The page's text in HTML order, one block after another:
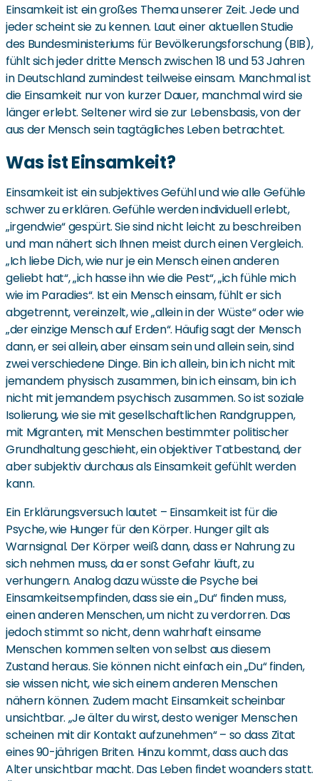
Einsamkeit ist ein großes Thema unserer Zeit. Jede und
jeder scheint sie zu kennen. Laut einer aktuellen Studie
des Bundesministeriums für Bevölkerungsforschung (BIB),
fühlt sich jeder dritte Mensch zwischen 18 und 53 Jahren
in Deutschland zumindest teilweise einsam. Manchmal ist
die Einsamkeit nur von kurzer Dauer, manchmal wird sie
länger erlebt. Seltener wird sie zur Lebensbasis, von der
aus der Mensch sein tagtägliches Leben betrachtet.
Was ist Einsamkeit?
Einsamkeit ist ein subjektives Gefühl und wie alle Gefühle
schwer zu erklären. Gefühle werden individuell erlebt,
„irgendwie“ gespürt. Sie sind nicht leicht zu beschreiben
und man nähert sich Ihnen meist durch einen Vergleich.
„Ich liebe Dich, wie nur je ein Mensch einen anderen
geliebt hat“, „ich hasse ihn wie die Pest“, „ich fühle mich
wie im Paradies“. Ist ein Mensch einsam, fühlt er sich
abgetrennt, vereinzelt, wie „allein in der Wüste“ oder wie
„der einzige Mensch auf Erden“. Häufig sagt der Mensch
dann, er sei allein, aber einsam sein und allein sein, sind
zwei verschiedene Dinge. Bin ich allein, bin ich nicht mit
jemandem physisch zusammen, bin ich einsam, bin ich
nicht mit jemandem psychisch zusammen. So ist soziale
Isolierung, wie sie mit gesellschaftlichen Randgruppen,
mit Migranten, mit Menschen bestimmter politischer
Grundhaltung geschieht, ein objektiver Tatbestand, der
aber subjektiv durchaus als Einsamkeit gefühlt werden
kann.
Ein Erklärungsversuch lautet – Einsamkeit ist für die
Psyche, wie Hunger für den Körper. Hunger gilt als
Warnsignal. Der Körper weiß dann, dass er Nahrung zu
sich nehmen muss, da er sonst Gefahr läuft, zu
verhungern. Analog dazu wüsste die Psyche bei
Einsamkeitsempfinden, dass sie ein „Du“ finden muss,
einen anderen Menschen, um nicht zu verdorren. Das
jedoch stimmt so nicht, denn wahrhaft einsame
Menschen kommen selten von selbst aus diesem
Zustand heraus. Sie können nicht einfach ein „Du“ finden,
sie wissen nicht, wie sich einem anderen Menschen
nähern können. Zudem macht Einsamkeit scheinbar
unsichtbar. „Je älter du wirst, desto weniger Menschen
scheinen mit dir Kontakt aufzunehmen“ – so dass Zitat
eines 90-jährigen Briten. Hinzu kommt, dass auch das
Alter unsichtbar macht. Das Leben findet woanders statt.